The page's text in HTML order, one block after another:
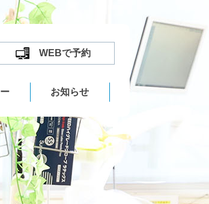
WEBで予約
お知らせ